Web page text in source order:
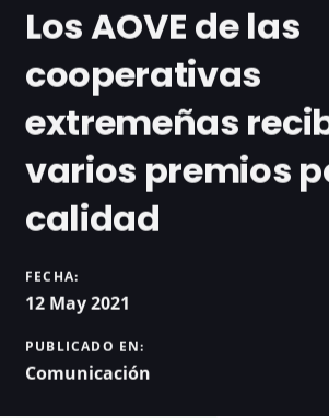
Los AOVE de las
cooperativas
extremeñas
varios premios
calidad
FECHA:
12 May 2021
PUBLICADO EN:
Comunicación